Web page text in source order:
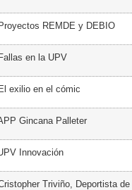
REMDE y DEBIO
en la UPV
exilio en el cómic
Gincana Palleter
Innovación
Triviño, Deportista